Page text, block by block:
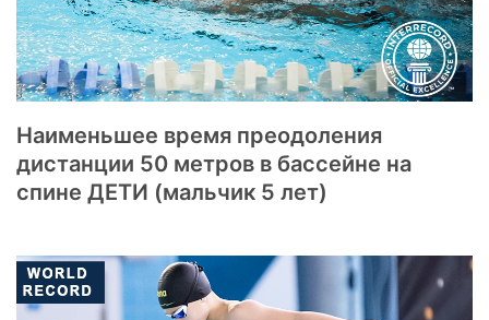
Наименьшее время преодоления
дистанции 50 метров в бассейне на
спине ДЕТИ (мальчик 5 лет)